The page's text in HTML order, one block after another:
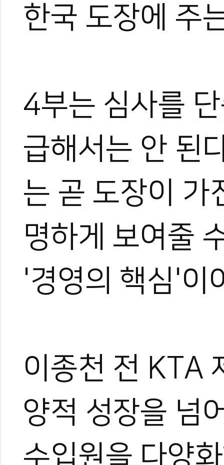
한국 도장에 주
4부는 심사를
급해서는 안 된
는 곧 도장이 가
명하게 보여줄
'경영의 핵심'이
이종천 전 KTA
양적 성장을 넘
수입원을 다양
관련 뉴스
[무카스TV] 해
[무카스TV] 해
[무카스TV] 해
[무카스TV] “